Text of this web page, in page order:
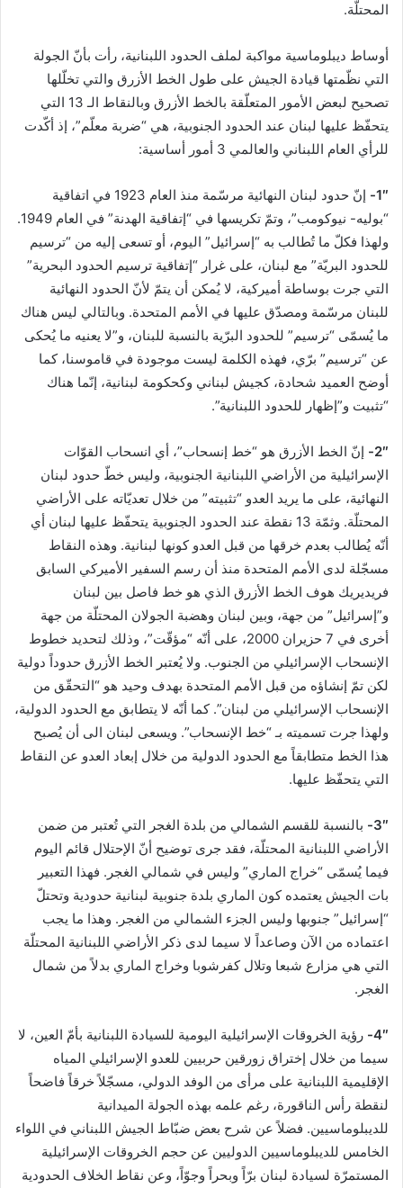
المحتلّة.
أوساط ديبلوماسية مواكبة لملف الحدود اللبنانية، رأت بأنّ الجولة
التي نظّمتها قيادة الجيش على طول الخط الأزرق والتي تخلّلها
تصحيح لبعض الأمور المتعلّقة بالخط الأزرق وبالنقاط الـ 13 التي
يتحفّظ عليها لبنان عند الحدود الجنوبية، هي “ضربة معلّم”، إذ أكّدت
للرأي العام اللبناني والعالمي 3 أمور أساسية:
1″-
إنّ حدود لبنان النهائية مرسّمة منذ العام 1923 في اتفاقية
“بوليه- نيوكومب”، وتمّ تكريسها في “إتفاقية الهدنة” في العام 1949.
ولهذا فكلّ ما تُطالب به “إسرائيل” اليوم، أو تسعى إليه من “ترسيم
للحدود البريّة” مع لبنان، على غرار “إتفاقية ترسيم الحدود البحرية”
التي جرت بوساطة أميركية، لا يُمكن أن يتمّ لأنّ الحدود النهائية
للبنان مرسّمة ومصدّق عليها في الأمم المتحدة. وبالتالي ليس هناك
ما يُسمّى “ترسيم” للحدود البرّية بالنسبة للبنان، و”لا يعنيه ما يُحكى
عن “ترسيم” برّي، فهذه الكلمة ليست موجودة في قاموسنا، كما
أوضح العميد شحادة، كجيش لبناني وكحكومة لبنانية، إنّما هناك
“تثبيت و”إظهار للحدود اللبنانية”.
2″-
إنّ الخط الأزرق هو “خط إنسحاب”، أي انسحاب القوّات
الإسرائيلية من الأراضي اللبنانية الجنوبية، وليس خطّ حدود لبنان
النهائية، على ما يريد العدو “تثبيته” من خلال تعديّاته على الأراضي
المحتلّة. وثمّة 13 نقطة عند الحدود الجنوبية يتحفّظ عليها لبنان أي
أنّه يُطالب بعدم خرقها من قبل العدو كونها لبنانية. وهذه النقاط
مسجّلة لدى الأمم المتحدة منذ أن رسم السفير الأميركي السابق
فريديريك هوف الخط الأزرق الذي هو خط فاصل بين لبنان
و”إسرائيل” من جهة، وبين لبنان وهضبة الجولان المحتلّة من جهة
أخرى في 7 حزيران 2000، على أنّه “مؤقّت”، وذلك لتحديد خطوط
الإنسحاب الإسرائيلي من الجنوب. ولا يُعتبر الخط الأزرق حدوداً دولية
لكن تمّ إنشاؤه من قبل الأمم المتحدة بهدف وحيد هو “التحقّق من
الإنسحاب الإسرائيلي من لبنان”. كما أنّه لا يتطابق مع الحدود الدولية،
ولهذا جرت تسميته بـ “خط الإنسحاب”. ويسعى لبنان الى أن يُصبح
هذا الخط متطابقاً مع الحدود الدولية من خلال إبعاد العدو عن النقاط
التي يتحفّظ عليها.
3″-
بالنسبة للقسم الشمالي من بلدة الغجر التي تُعتبر من ضمن
الأراضي اللبنانية المحتلّة، فقد جرى توضيح أنّ الإحتلال قائم اليوم
فيما يُسمّى “خراج الماري” وليس في شمالي الغجر. فهذا التعبير
بات الجيش يعتمده كون الماري بلدة جنوبية لبنانية حدودية وتحتلّ
“إسرائيل” جنوبها وليس الجزء الشمالي من الغجر. وهذا ما يجب
اعتماده من الآن وصاعداً لا سيما لدى ذكر الأراضي اللبنانية المحتلّة
التي هي مزارع شبعا وتلال كفرشوبا وخراج الماري بدلاً من شمال
الغجر.
4″- رؤية الخروقات الإسرائيلية اليومية للسيادة اللبنانية بأمّ العين، لا
سيما من خلال إختراق زورقين حربيين للعدو الإسرائيلي المياه
الإقليمية اللبنانية على مرأى من الوفد الدولي، مسجّلاً خرقاً فاضحاً
لنقطة رأس الناقورة، رغم علمه بهذه الجولة الميدانية
للديبلوماسيين. فضلاً عن شرح بعض ضبّاط الجيش اللبناني في اللواء
الخامس للديبلوماسيين الدوليين عن حجم الخروقات الإسرائيلية
المستمرّة لسيادة لبنان برّاً وبحراً وجوّاً، وعن نقاط الخلاف الحدودية